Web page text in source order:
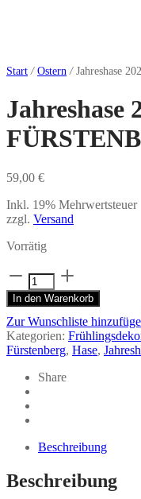
Start / Ostern /Jahreshase
Jahreshase
59,00 €
Inkl. 19% Mehrwertsteuer
zzgl. Versand
Vorrätig
Jahreshase
2025
Amelie
-
FÜRSTENBERG
Menge
In den Warenkorb
Zur Wunschliste
Kategorien:
Fürstenberg, Hase,
Share
Beschreibung
Beschreibung